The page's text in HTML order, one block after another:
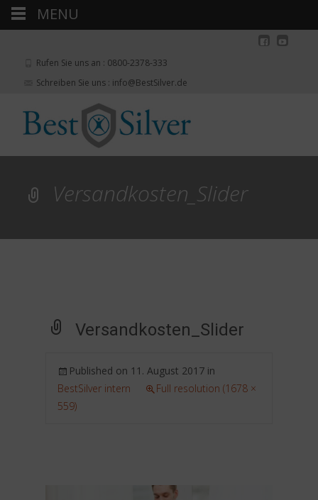
Rufen Sie uns an : 0800-2378-333
Schreiben Sie uns : info@BestSilver.de
Versandkosten_Slider
Versandkosten_Slider
Published on 11. August 2017 in
BestSilver intern
Full resolution (1678 ×
559)
MENU